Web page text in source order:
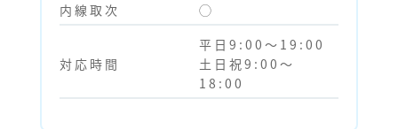
内線取次
◯
対応時間
平日9:00～19:00
土日祝9:00～
18:00